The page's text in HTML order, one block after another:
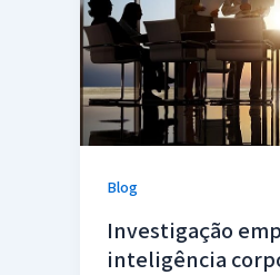
Blog
Investigação
inteligência